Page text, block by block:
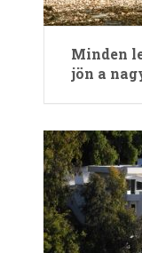
Minden
jön a